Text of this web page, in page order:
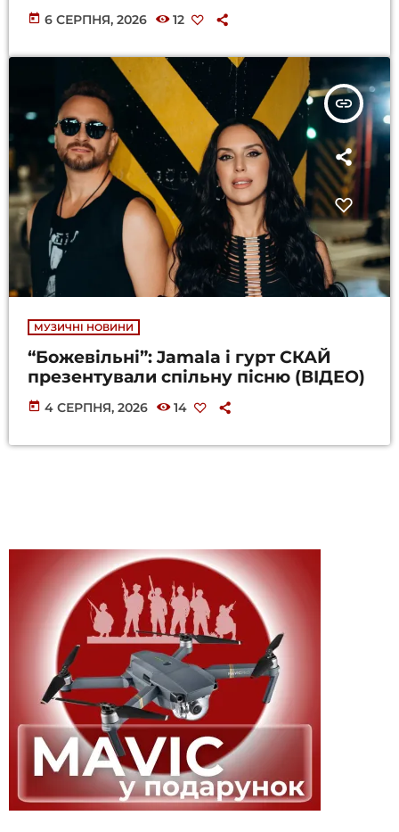
today 6 СЕРПНЯ, 2026 12
insert_link
МУЗИЧНІ НОВИНИ
“Божевільні”: Jamala і гурт СКАЙ
презентували спільну пісню (ВІДЕО)
today 4 СЕРПНЯ, 2026 14